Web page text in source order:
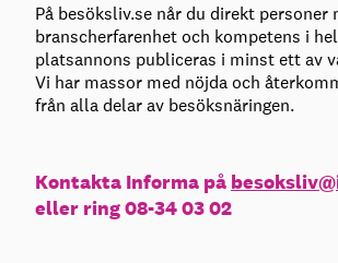
På besöksliv.se når du direkt personer
branscherfarenhet och kompetens i
platsannons publiceras i minst ett av
Vi har massor med nöjda och
från alla delar av besöksnäringen.
Kontakta Informa på
eller ring 08-34 03 02